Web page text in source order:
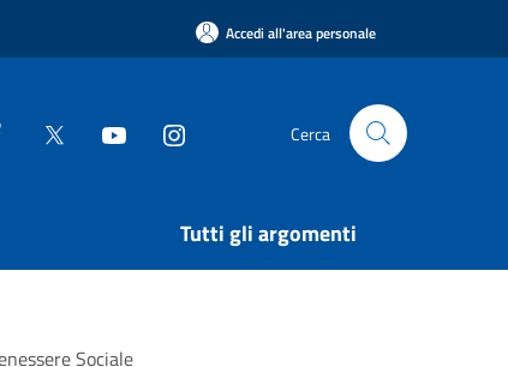
Accedi all'area personale
Cerca
Tutti gli argomenti
Sociale